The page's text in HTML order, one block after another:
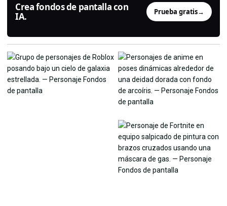
Crea fondos de pantalla con
IA.
Prueba gratis→